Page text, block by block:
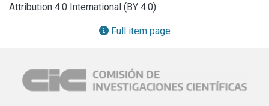
Attribution 4.0 International (BY 4.0)
Full item page